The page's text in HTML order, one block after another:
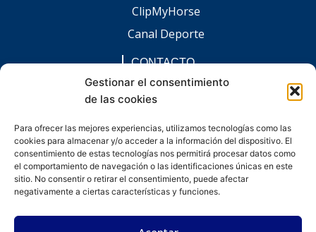
Gestionar el consentimiento
de las cookies
Para ofrecer las mejores experiencias, utilizamos tecnologías como las
cookies para almacenar y/o acceder a la información del dispositivo. El
consentimiento de estas tecnologías nos permitirá procesar datos como
el comportamiento de navegación o las identificaciones únicas en este
sitio. No consentir o retirar el consentimiento, puede afectar
negativamente a ciertas características y funciones.
ClipMyHorse
Canal Deporte
CONTACTO
comunicacion@chaccoinfo.com
Presentes en todo el ámbito nacional
F
a
c
e
b
o
I
n
s
t
a
g
L
i
n
k
e
d
E
n
v
e
l
o
W
h
a
t
s